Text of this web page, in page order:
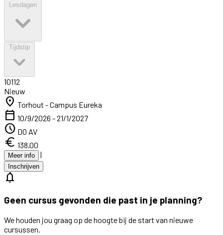
Lesdagen
Tijdstip
10112
Nieuw
location_on Torhout - Campus Eureka
calendar_today 10/9/2026 - 21/1/2027
schedule DO AV
euro 138,00
Meer info |
Inschrijven
notifications
Geen cursus gevonden die past in je planning?
We houden jou graag op de hoogte bij de start van nieuwe
cursussen.